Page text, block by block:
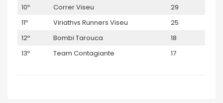
10º
Correr Viseu
29
11º
Viriathvs Runners Viseu
25
12º
Bombi Tarouca
18
13º
Team Contagiante 17